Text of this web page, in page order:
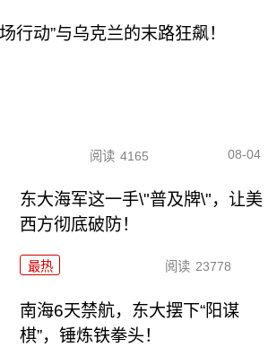
行动”与乌克兰的末路狂飙！
阅读 4165 08-04
东大海军这一手\"普及牌\"，让美
西方彻底破防！
最热 阅读 23778
南海6天禁航，东大摆下“阳谋
棋”，锤炼铁拳头！